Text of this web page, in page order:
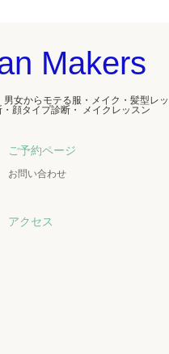
Makers
女からモテる服・メイク・髪型レッ
顔タイプ診断・ メイクレッスン
ご予約ページ
お問い合わせ
アクセス